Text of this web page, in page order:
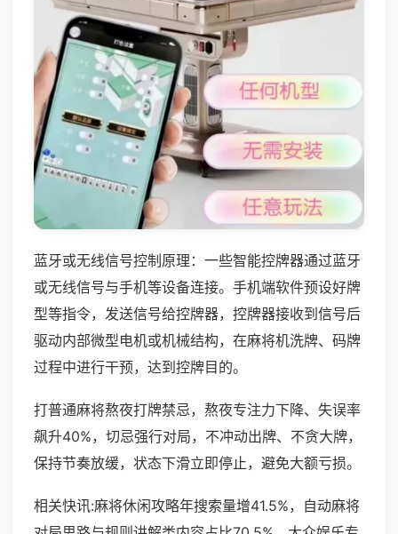
蓝牙或无线信号控制原理：一些智能控牌器通过蓝牙
或无线信号与手机等设备连接。手机端软件预设好牌
型等指令，发送信号给控牌器，控牌器接收到信号后
驱动内部微型电机或机械结构，在麻将机洗牌、码牌
过程中进行干预，达到控牌目的。
打普通麻将熬夜打牌禁忌，熬夜专注力下降、失误率
飙升40%，切忌强行对局，不冲动出牌、不贪大牌，
保持节奏放缓，状态下滑立即停止，避免大额亏损。
相关快讯:麻将休闲攻略年搜索量增41.5%，自动麻将